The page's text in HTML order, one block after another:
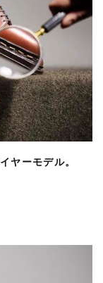
ヤーモデル。